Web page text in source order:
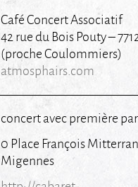
Café Concert Associatif
42 rue du Bois Pouty –
(proche Coulommiers)
atmosphairs.com
concert avec première
0 Place François
Migennes